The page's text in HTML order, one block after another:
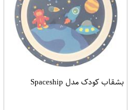
بشقاب کودک مدل Spaceship